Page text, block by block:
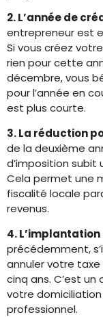
2. L’année de
entrepreneur est
Si vous créez
rien pour cette
décembre, vous
pour l’année en
est plus courte.
3. La réduction
de la deuxième
d’imposition
Cela permet une
fiscalité locale
revenus.
4.
précédemment,
annuler votre
cinq ans. C’est
votre domiciliation
professionnel.